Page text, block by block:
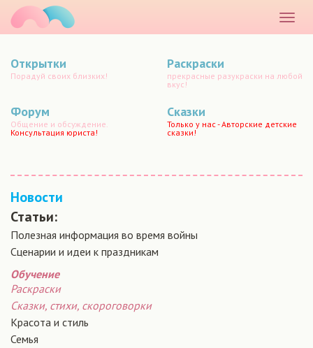
меню
Открытки
Порадуй своих близких!
Раскраски
прекрасные разукраски на любой
вкус!
Форум
Общение и обсуждение.
Консультация юриста!
Сказки
Только у нас - Авторские детские
сказки!
Новости
Статьи:
Полезная информация во время войны
Сценарии и идеи к праздникам
Обучение
Раскраски
Сказки, стихи, скороговорки
Красота и стиль
Семья